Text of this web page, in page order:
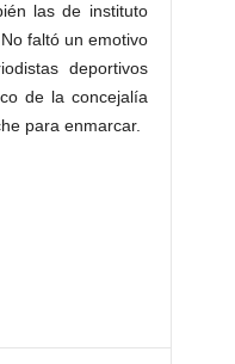
las de instituto
faltó un emotivo
deportivos
de la concejalía
para enmarcar.